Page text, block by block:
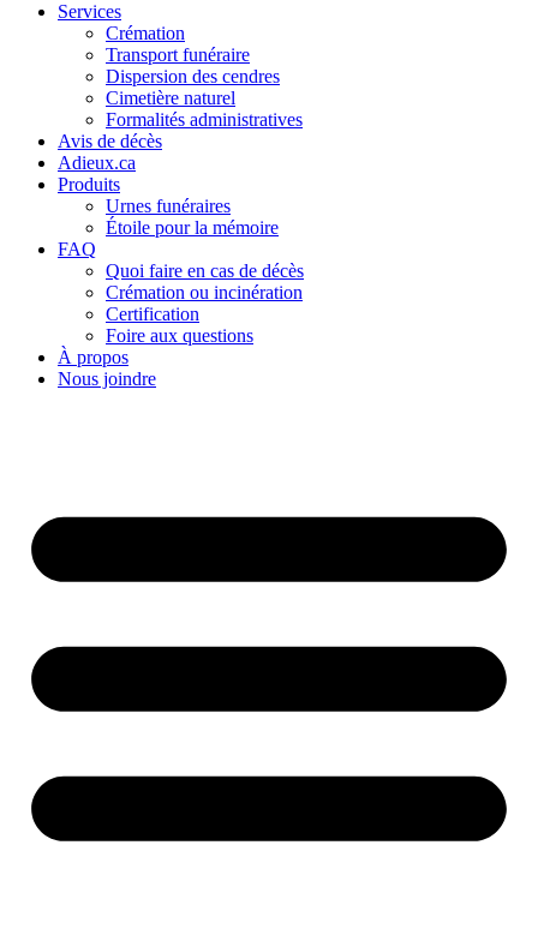
Services
Crémation
Transport funéraire
Dispersion des cendres
Cimetière naturel
Formalités administratives
Avis de décès
Adieux.ca
Produits
Urnes funéraires
Étoile pour la mémoire
FAQ
Quoi faire en cas de décès
Crémation ou incinération
Certification
Foire aux questions
À propos
Nous joindre